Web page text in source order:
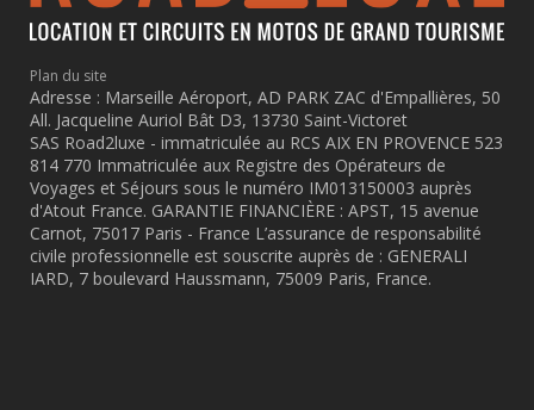
Plan du site
Adresse : Marseille Aéroport, AD PARK ZAC d'Empallières, 50
All. Jacqueline Auriol Bât D3, 13730 Saint-Victoret
SAS Road2luxe - immatriculée au RCS AIX EN PROVENCE 523
814 770 Immatriculée aux Registre des Opérateurs de
Voyages et Séjours sous le numéro IM013150003 auprès
d'Atout France. GARANTIE FINANCIÈRE : APST, 15 avenue
Carnot, 75017 Paris - France L’assurance de responsabilité
civile professionnelle est souscrite auprès de : GENERALI
IARD, 7 boulevard Haussmann, 75009 Paris, France.